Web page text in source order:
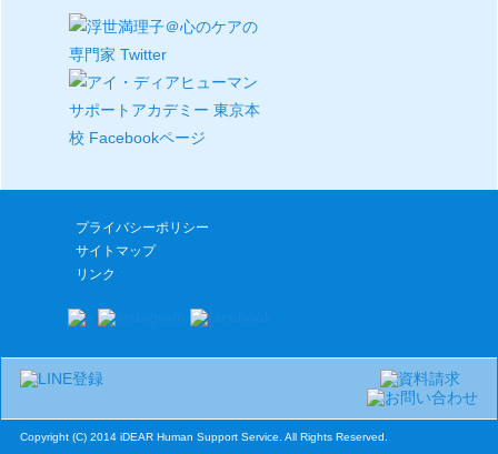
プライバシーポリシー
サイトマップ
リンク
Copyright (C) 2014 iDEAR Human Support Service. All Rights Reserved.